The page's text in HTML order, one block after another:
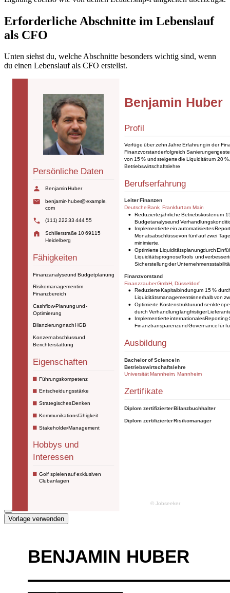
Erforderliche Abschnitte im Lebenslauf
als CFO
Unten siehst du, welche Abschnitte besonders wichtig sind, wenn
du einen Lebenslauf als CFO erstellst.
Vorlage verwenden